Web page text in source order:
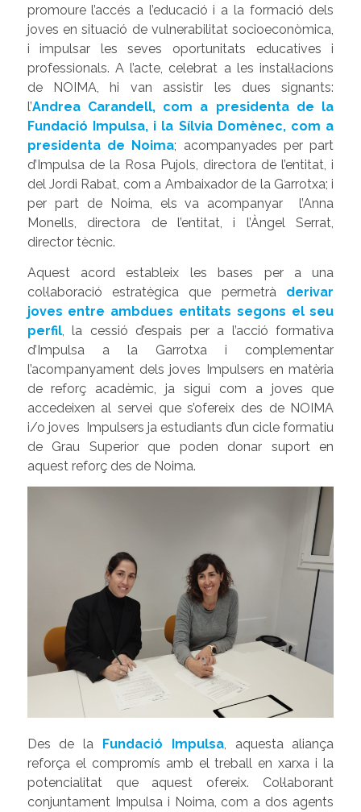
promoure l’accés a l’educació i a la formació dels
joves en situació de vulnerabilitat socioeconòmica,
i impulsar les seves oportunitats educatives i
professionals. A l’acte, celebrat a les instal·lacions
de NOIMA, hi van assistir les dues signants:
l’Andrea Carandell, com a presidenta de la
Fundació Impulsa, i la Sílvia Domènec, com a
presidenta de Noima; acompanyades per part
d’Impulsa de la Rosa Pujols, directora de l’entitat, i
del Jordi Rabat, com a Ambaixador de la Garrotxa; i
per part de Noima, els va acompanyar l’Anna
Monells, directora de l’entitat, i l’Àngel Serrat,
director tècnic.
Aquest acord estableix les bases per a una
col·laboració estratègica que permetrà derivar
joves entre ambdues entitats segons el seu
perfil, la cessió d’espais per a l’acció formativa
d’Impulsa a la Garrotxa i complementar
l’acompanyament dels joves Impulsers en matèria
de reforç acadèmic, ja sigui com a joves que
accedeixen al servei que s’ofereix des de NOIMA
i/o joves Impulsers ja estudiants d’un cicle formatiu
de Grau Superior que poden donar suport en
aquest reforç des de Noima.
Des de la Fundació Impulsa, aquesta aliança
reforça el compromís amb el treball en xarxa i la
potencialitat que aquest ofereix. Col·laborant
conjuntament Impulsa i Noima, com a dos agents